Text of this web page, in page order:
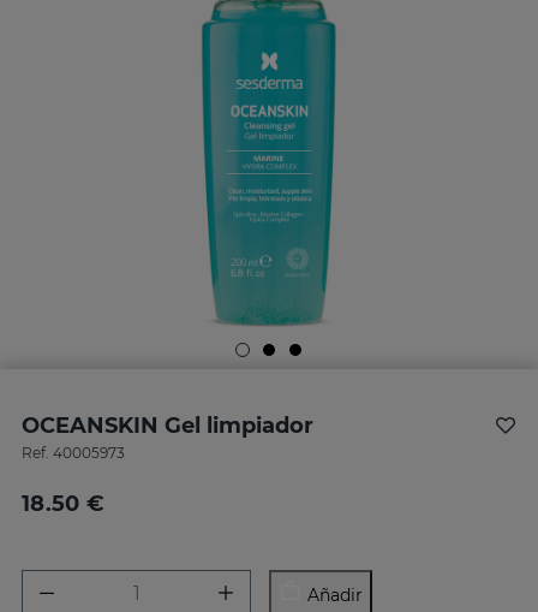
OCEANSKIN Gel limpiador
Ref. 40005973
18.50 €
Añadir